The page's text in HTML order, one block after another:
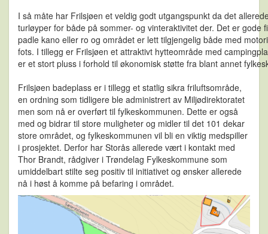
I så måte har Frilsjøen et veldig godt utgangspunkt da det
turløyper for både på sommer- og vinteraktivitet der. Det er gode
padle kano eller ro og området er lett tilgjengelig både med
fots. I tillegg er Frilsjøen et attraktivt hytteområde med
er et stort pluss i forhold til økonomisk støtte fra blant annet
Frilsjøen badeplass er i tillegg et statlig sikra friluftsområde,
en ordning som tidligere ble administrert av Miljødirektoratet
men som nå er overført til fylkeskommunen. Dette er også
med og bidrar til store muligheter og midler til det 101 dekar
store området, og fylkeskommunen vil bli en viktig medspiller
i prosjektet. Derfor har Storås allerede vært i kontakt med
Thor Brandt, rådgiver i Trøndelag Fylkeskommune som
umiddelbart stilte seg positiv til initiativet og ønsker allerede
nå i høst å komme på befaring i området.